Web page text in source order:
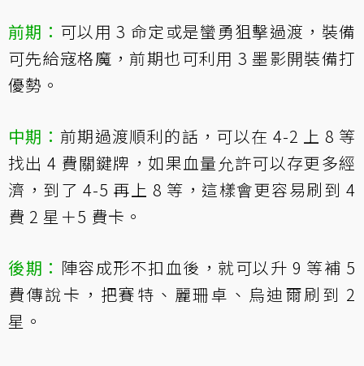
前期： 可以用 3 命定或是蠻勇狙擊過渡，裝備
可先給寇格魔，前期也可利用 3 墨影開裝備打
優勢。
中期： 前期過渡順利的話，可以在 4-2 上 8 等
找出 4 費關鍵牌，如果血量允許可以存更多經
濟，到了 4-5 再上 8 等，這樣會更容易刷到 4
費 2 星＋5 費卡。
後期： 陣容成形不扣血後，就可以升 9 等補 5
費傳說卡，把賽特、麗珊卓、烏迪爾刷到 2
星。